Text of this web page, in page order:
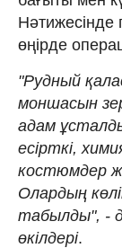
Нәтижесінде
өңірде
"Рудный
моншасын
адам
есірткі,
костюмдер
Олардың
табылды", -
өкілдері.